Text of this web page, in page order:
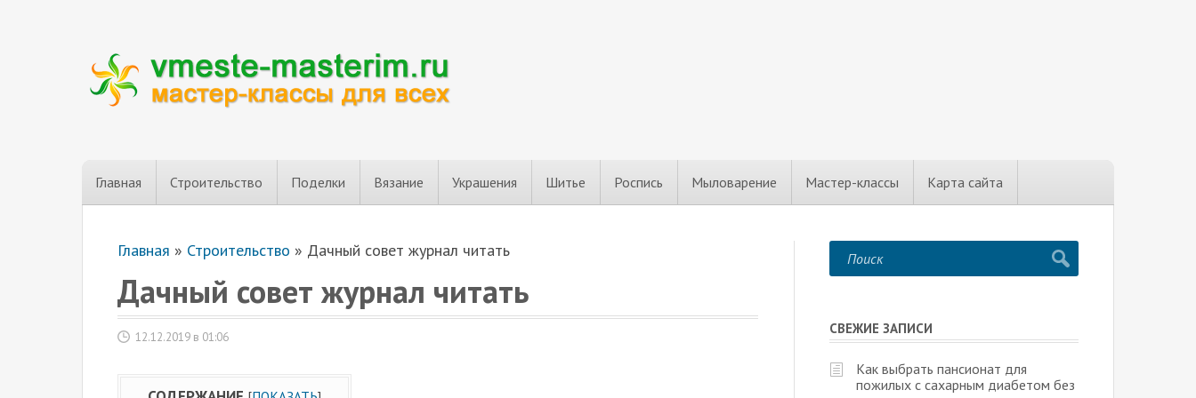
Главная Строительство Поделки Вязание Украшения Шитье Роспись Мыловарение Мастер-классы Карта сайта
Главная » Строительство » Дачный совет журнал читать
Дачный совет журнал читать
12.12.2019 в 01:06
СВЕЖИЕ ЗАПИСИ
Как выбрать пансионат для
пожилых с сахарным диабетом без